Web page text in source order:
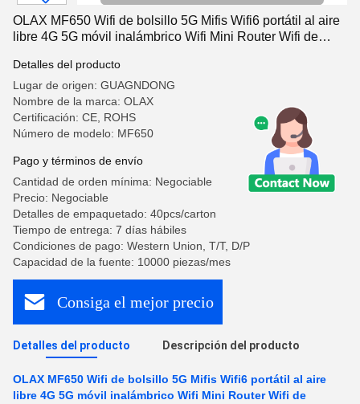
OLAX MF650 Wifi de bolsillo 5G Mifis Wifi6 portátil al aire
libre 4G 5G móvil inalámbrico Wifi Mini Router Wifi de
Detalles del producto
Lugar de origen: GUAGNDONG
Nombre de la marca: OLAX
Certificación: CE, ROHS
Número de modelo: MF650
Pago y términos de envío
Cantidad de orden mínima: Negociable
Precio: Negociable
Detalles de empaquetado: 40pcs/carton
Tiempo de entrega: 7 días hábiles
Condiciones de pago: Western Union, T/T, D/P
Capacidad de la fuente: 10000 piezas/mes
Consiga el mejor precio
Detalles del producto Descripción del producto
OLAX MF650 Wifi de bolsillo 5G Mifis Wifi6 portátil al aire
libre 4G 5G móvil inalámbrico Wifi Mini Router Wifi de